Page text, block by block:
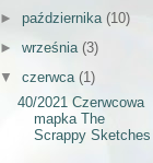
►października (10)
►września(3)
▼czerwca(1)
40/2021 Czerwcowa
mapka The
Scrappy Sketches